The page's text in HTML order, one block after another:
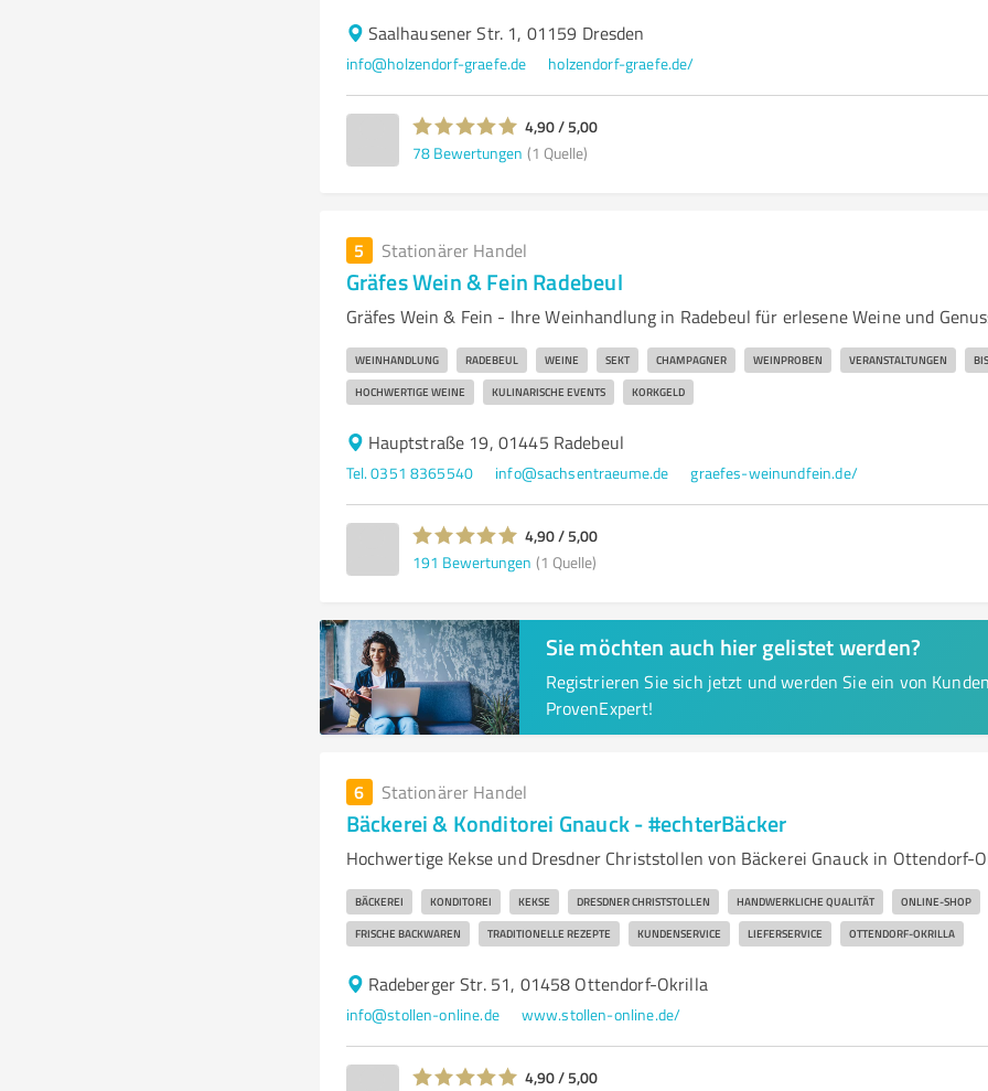
Saalhausener Str. 1, 01159 Dresden
info@holzendorf-graefe.de holzendorf-graefe.de/
4,90 / 5,00
78 Bewertungen (1 Quelle)
5 Stationärer Handel
Gräfes Wein & Fein Radebeul
Gräfes Wein & Fein - Ihre Weinhandlung in Radebeul für erlesene Weine und
WEINHANDLUNG RADEBEUL WEINE SEKT CHAMPAGNER WEINPROBEN VERANSTALTUNGEN
HOCHWERTIGE WEINE KULINARISCHE EVENTS KORKGELD
Hauptstraße 19, 01445 Radebeul
Tel. 0351 8365540 info@sachsentraeume.de graefes-weinundfein.de/
4,90 / 5,00
191 Bewertungen (1 Quelle)
Sie möchten auch hier gelistet werden?
Registrieren Sie sich jetzt und werden Sie ein von
ProvenExpert!
6 Stationärer Handel
Bäckerei & Konditorei Gnauck - #echterBäcker
Hochwertige Kekse und Dresdner Christstollen von Bäckerei Gnauck in Ottendorf-
BÄCKEREI KONDITOREI KEKSE DRESDNER CHRISTSTOLLEN HANDWERKLICHE QUALITÄT ONLINE-SHOP
FRISCHE BACKWAREN TRADITIONELLE REZEPTE KUNDENSERVICE LIEFERSERVICE OTTENDORF-OKRILLA
Radeberger Str. 51, 01458 Ottendorf-Okrilla
info@stollen-online.de www.stollen-online.de/
4,90 / 5,00